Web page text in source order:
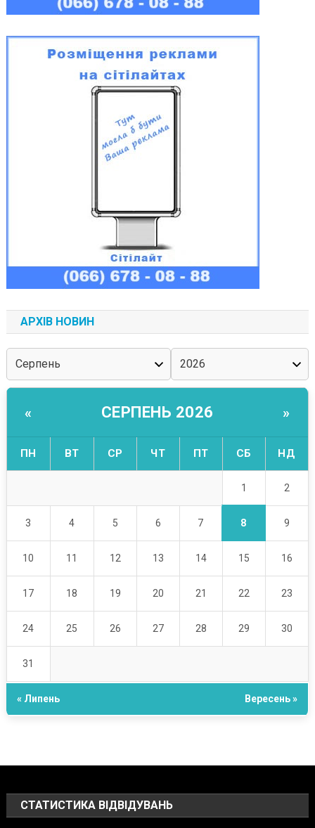
АРХІВ НОВИН
« СЕРПЕНЬ 2026 »
ПН ВТ СР ЧТ ПТ СБ НД
1 2
3 4 5 6 7 8 9
10 11 12 13 14 15 16
17 18 19 20 21 22 23
24 25 26 27 28 29 30
31
« Липень Вересень »
СТАТИСТИКА ВІДВІДУВАНЬ